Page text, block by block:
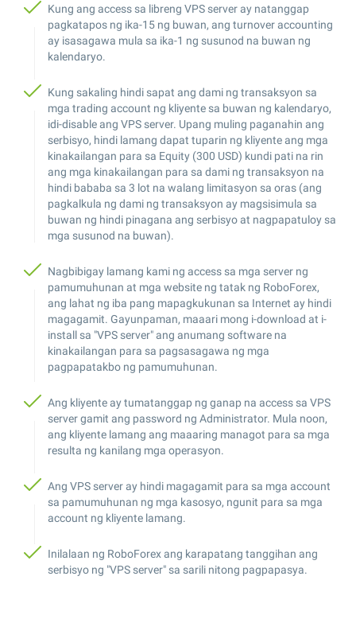
Kung ang access sa libreng VPS server ay natanggap
pagkatapos ng ika-15 ng buwan, ang turnover accounting
ay isasagawa mula sa ika-1 ng susunod na buwan ng
kalendaryo.
Kung sakaling hindi sapat ang dami ng transaksyon sa
mga trading account ng kliyente sa buwan ng kalendaryo,
idi-disable ang VPS server. Upang muling paganahin ang
serbisyo, hindi lamang dapat tuparin ng kliyente ang mga
kinakailangan para sa Equity (300 USD) kundi pati na rin
ang mga kinakailangan para sa dami ng transaksyon na
hindi bababa sa 3 lot na walang limitasyon sa oras (ang
pagkalkula ng dami ng transaksyon ay magsisimula sa
buwan ng hindi pinagana ang serbisyo at nagpapatuloy sa
mga susunod na buwan).
Nagbibigay lamang kami ng access sa mga server ng
pamumuhunan at mga website ng tatak ng RoboForex,
ang lahat ng iba pang mapagkukunan sa Internet ay hindi
magagamit. Gayunpaman, maaari mong i-download at i-
install sa "VPS server" ang anumang software na
kinakailangan para sa pagsasagawa ng mga
pagpapatakbo ng pamumuhunan.
Ang kliyente ay tumatanggap ng ganap na access sa VPS
server gamit ang password ng Administrator. Mula noon,
ang kliyente lamang ang maaaring managot para sa mga
resulta ng kanilang mga operasyon.
Ang VPS server ay hindi magagamit para sa mga account
sa pamumuhunan ng mga kasosyo, ngunit para sa mga
account ng kliyente lamang.
Inilalaan ng RoboForex ang karapatang tanggihan ang
serbisyo ng "VPS server" sa sarili nitong pagpapasya.